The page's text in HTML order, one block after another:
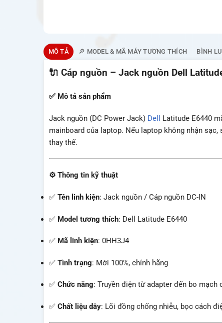
MÔ TẢ 🔎 MODEL & MÃ MÁY TƯƠNG THÍCH BÌNH
🔌 Cáp nguồn – Jack nguồn Dell
✅ Mô tả sản phẩm
Jack nguồn (DC Power Jack) Dell Latitude E6440
mainboard của laptop. Nếu laptop không nhận
thay thế.
⚙️ Thông tin kỹ thuật
✅ Tên linh kiện: Jack nguồn / Cáp nguồn DC-IN
✅ Model tương thích: Dell Latitude E6440
✅ Mã linh kiện: 0HH3J4
✅ Tình trạng: Mới 100%, chính hãng
✅ Chức năng: Truyền điện từ adapter đến bo mạch
✅ Chất liệu dây: Lõi đồng chống nhiễu, bọc cách